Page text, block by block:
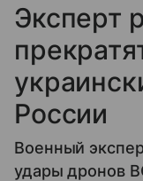
Эксперт
России
Военный
удары дронов